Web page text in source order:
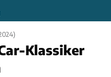
Klassiker